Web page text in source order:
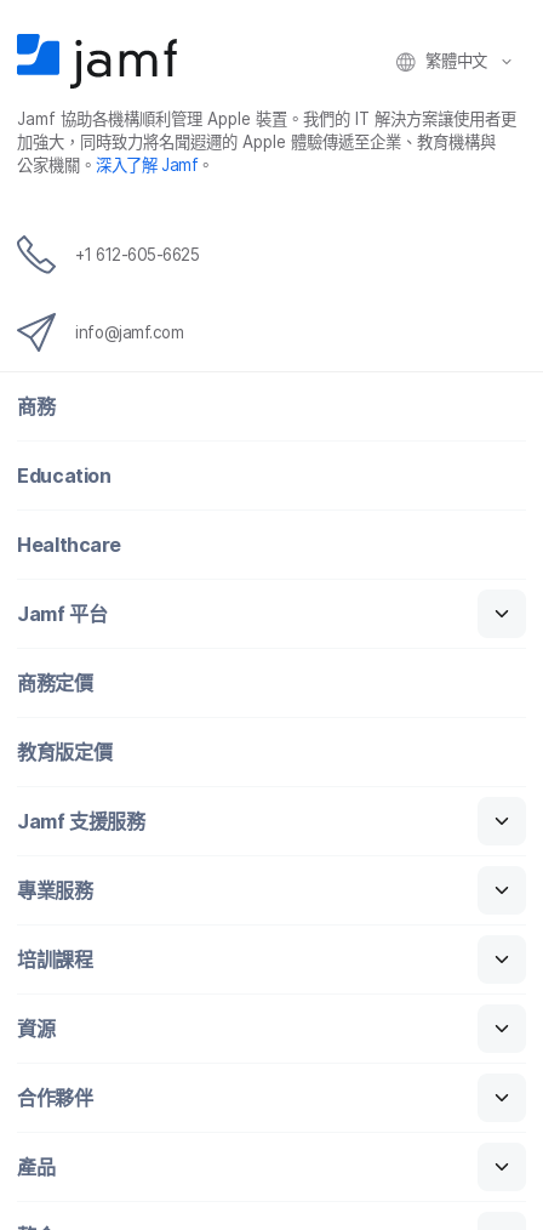
繁體​中文
Jamf協助​各​機構​順利​管理 Apple裝置。​我們​的 IT解決​方案​讓​使用​者​更​
加強​大，​同時​致力​將​名聞​遐邇​的 Apple體驗​傳遞​至​企業、​教育​機構​與​
公家​機關。深入​了​解Jamf。
+1 612-605-6625
info@jamf.com
商務
Education
Healthcare
Jamf平​台
商務定​價
教育版定​價
Jamf 支援​服務
專業​服務
培訓​課程
資源
合作​夥伴
產品